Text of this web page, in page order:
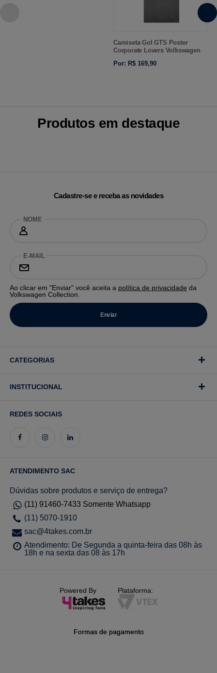
Camiseta Gol GTS Poster
Corporate Lovers Volkswagen
Por: R$ 169,90
Produtos em destaque
Cadastre-se e receba as novidades
NOME
E-MAIL
Ao clicar em "Enviar" você aceita a política de privacidade da
Volkswagen Collection.
CATEGORIAS
INSTITUCIONAL
REDES SOCIAIS
ATENDIMENTO SAC
Dúvidas sobre produtos e serviço de entrega?
(11) 91460-7433 Somente Whatsapp
(11) 5070-1910
sac@4takes.com.br
Atendimento: De Segunda a quinta-feira das 08h às
18h e na sexta das 08 às 17h
Powered By Plataforma:
Formas de pagamento